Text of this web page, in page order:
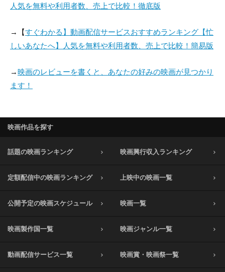
人気を無料や利用者数、売上で比較！徹底版
→【すぐわかる】動画配信サービスおすすめランキング【忙
しいあなたへ】人気を無料や利用者数、売上で比較！簡易版
→映画のレビューを書くと、あなたの好みの映画が見つかり
ます！
映画作品を探す
話題の映画ランキング 映画興行収入ランキング
定額配信中の映画ランキング 上映中の映画一覧
公開予定の映画スケジュール 映画一覧
映画製作国一覧 映画ジャンル一覧
動画配信サービス一覧 映画賞・映画祭一覧